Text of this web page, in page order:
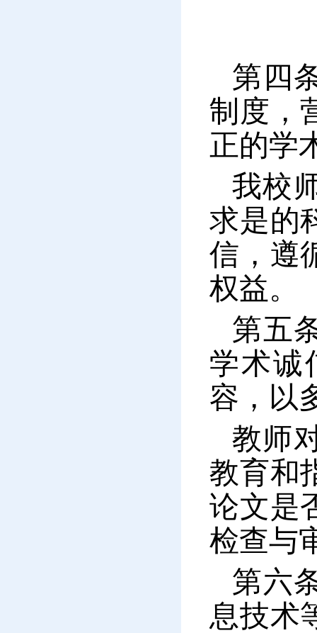
第四
制度，
正的学
我校
求是的
信，遵
权益。
第五
学术诚
容，以
教师
教育和
论文是
检查与
第六
息技术